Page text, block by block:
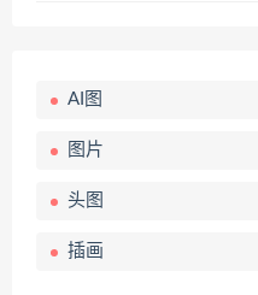
AI图
图片
头图
插画